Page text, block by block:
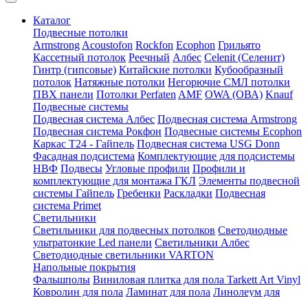
Каталог
Подвесные потолки
Armstrong Acoustofon Rockfon Ecophon Грильято
Кассетный потолок Реечный Албес Celenit (Селенит)
Гинтр (гипсовые) Китайские потолки Кубообразный
потолок Натяжные потолки Негорючие СМЛ потолки
ПВХ панели Потолки Perfaten AMF OWA (ОВА) Knauf
Подвесные системы
Подвесная система Албес Подвесная система Armstrong
Подвесная система Рокфон Подвесные системы Ecophon
Каркас Т24 - Гайпель Подвесная система USG Donn
Фасадная подсистема Комплектующие для подсистемы
НВФ Подвесы Угловые профили Профили и
комплектующие для монтажа ГКЛ Элементы подвесной
системы Гайпель Гребенки Раскладки Подвесная
система Primet
Светильники
Светильники для подвесных потолков Светодиодные
ультратонкие Led панели Светильники Албес
Светодиодные светильники VARTON
Напольные покрытия
Фальшполы Виниловая плитка для пола Tarkett Art Vinyl
Ковролин для пола Ламинат для пола Линолеум для